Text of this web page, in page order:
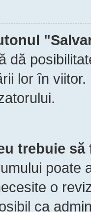
dă
lor în
trebuie
poate
o
ca